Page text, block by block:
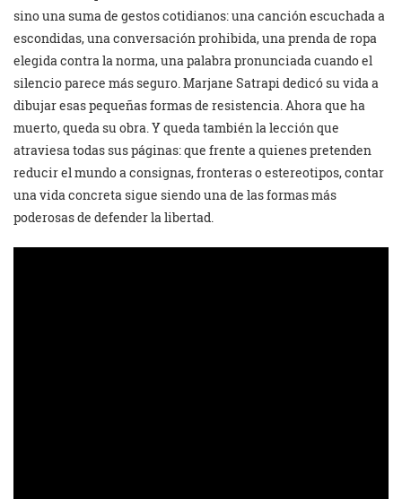
sino una suma de gestos cotidianos: una canción escuchada a
escondidas, una conversación prohibida, una prenda de ropa
elegida contra la norma, una palabra pronunciada cuando el
silencio parece más seguro. Marjane Satrapi dedicó su vida a
dibujar esas pequeñas formas de resistencia. Ahora que ha
muerto, queda su obra. Y queda también la lección que
atraviesa todas sus páginas: que frente a quienes pretenden
reducir el mundo a consignas, fronteras o estereotipos, contar
una vida concreta sigue siendo una de las formas más
poderosas de defender la libertad.